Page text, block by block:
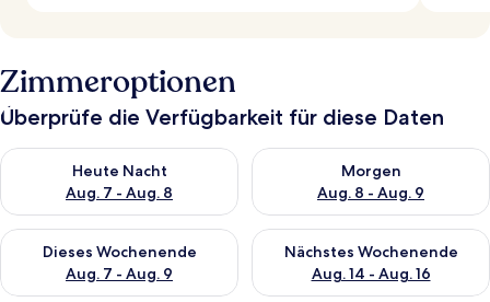
Zimmeroptionen
Überprüfe die Verfügbarkeit für diese Daten
Heute Nacht
Aug. 7 - Aug. 8
Überprüfe die Verfügbarkeit für heute Nacht, Aug. 7 - Aug. 8.
Morgen
Aug. 8 - Aug. 9
Überprüfe die Verfügbarkeit
Dieses Wochenende
Aug. 7 - Aug. 9
Überprüfe die Verfügbarkeit für dieses Wochenende, Aug. 7
Nächstes Wochenende
Aug. 14 - Aug. 16
Überprüfe die Verfügbarkeit